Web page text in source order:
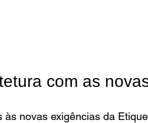
com as
novas exigências da